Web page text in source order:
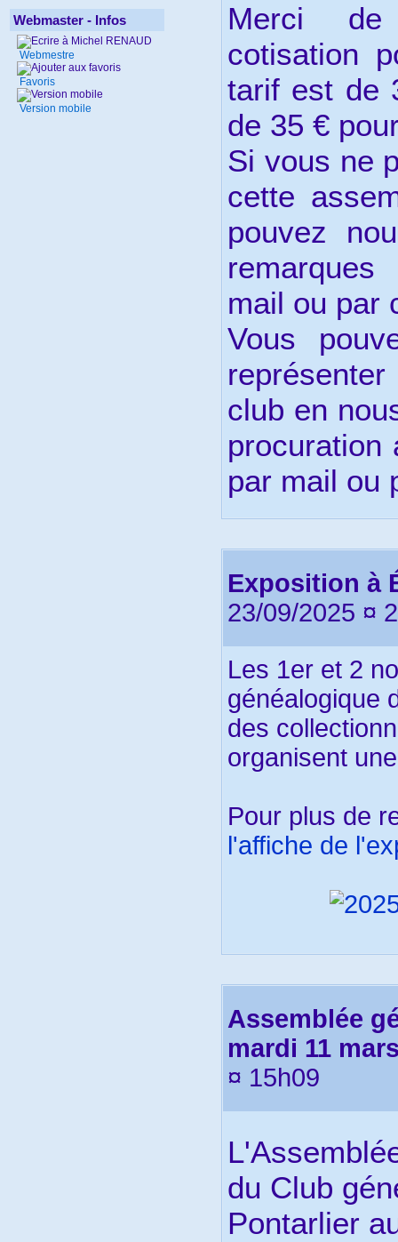
Webmaster - Infos
Webmestre
Favoris
Version mobile
Merci de
cotisation
tarif est de
de 35 €
Si vous ne
cette
pouvez
mail ou par
Vous
club en
procuration
par mail ou
Exposition à
23/09/2025 ¤
Les 1er et 2
généalogique
des
organisent
Pour plus de
l'affiche de
Assemblée
mardi 11
¤ 15h09
du Club
Pontarlier